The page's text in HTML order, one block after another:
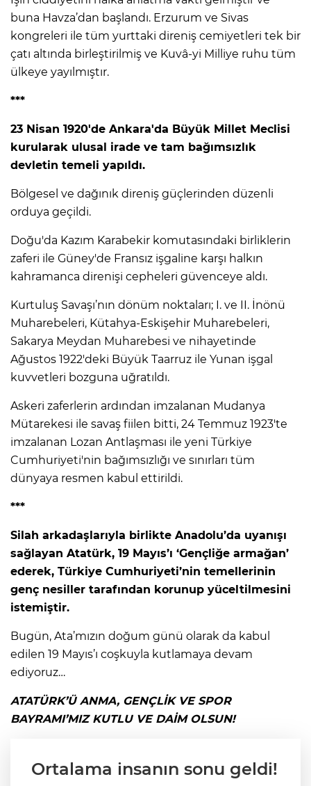
buna Havza’dan başlandı. Erzurum ve Sivas
kongreleri ile tüm yurttaki direniş cemiyetleri tek bir
çatı altında birleştirilmiş ve Kuvâ-yi Milliye ruhu tüm
ülkeye yayılmıştır.
***
23 Nisan 1920'de Ankara'da Büyük Millet Meclisi
kurularak ulusal irade ve tam bağımsızlık
devletin temeli yapıldı.
Bölgesel ve dağınık direniş güçlerinden düzenli
orduya geçildi.
Doğu'da Kazım Karabekir komutasındaki birliklerin
zaferi ile Güney'de Fransız işgaline karşı halkın
kahramanca direnişi cepheleri güvenceye aldı.
Kurtuluş Savaşı’nın dönüm noktaları; I. ve II. İnönü
Muharebeleri, Kütahya-Eskişehir Muharebeleri,
Sakarya Meydan Muharebesi ve nihayetinde
Ağustos 1922'deki Büyük Taarruz ile Yunan işgal
kuvvetleri bozguna uğratıldı.
Askeri zaferlerin ardından imzalanan Mudanya
Mütarekesi ile savaş fiilen bitti, 24 Temmuz 1923'te
imzalanan Lozan Antlaşması ile yeni Türkiye
Cumhuriyeti'nin bağımsızlığı ve sınırları tüm
dünyaya resmen kabul ettirildi.
***
Silah arkadaşlarıyla birlikte Anadolu’da uyanışı
sağlayan Atatürk, 19 Mayıs’ı ‘Gençliğe armağan’
ederek, Türkiye Cumhuriyeti’nin temellerinin
genç nesiller tarafından korunup yüceltilmesini
istemiştir.
Bugün, Ata’mızın doğum günü olarak da kabul
edilen 19 Mayıs’ı coşkuyla kutlamaya devam
ediyoruz…
ATATÜRK’Ü ANMA, GENÇLİK VE SPOR
BAYRAMI’MIZ KUTLU VE DAİM OLSUN!
Ortalama insanın sonu geldi!